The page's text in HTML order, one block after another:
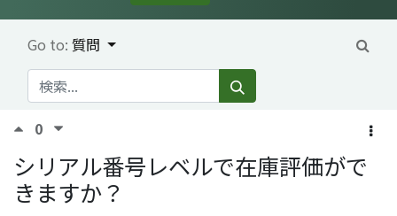
Go to: 質問
0
シリアル番号レベルで在庫評価がで
きますか？